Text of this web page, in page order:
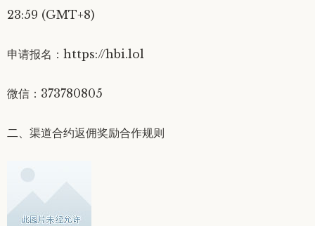
23:59 (GMT+8)
申请报名：https://hbi.lol
微信：373780805
二、渠道合约返佣奖励合作规则